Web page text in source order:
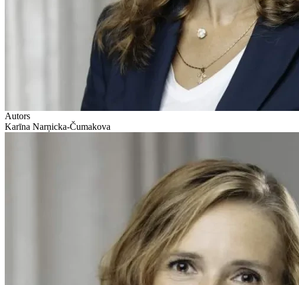
Autors
Karīna Narņicka-Čumakova